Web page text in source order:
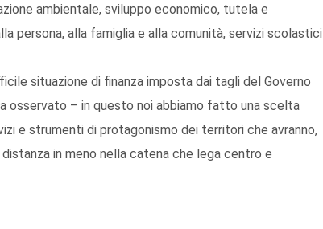
ambientale, sviluppo economico, tutela e
persona, alla famiglia e alla comunità, servizi scolastici
situazione di finanza imposta dai tagli del Governo
osservato – in questo noi abbiamo fatto una scelta
e strumenti di protagonismo dei territori che avranno,
in meno nella catena che lega centro e